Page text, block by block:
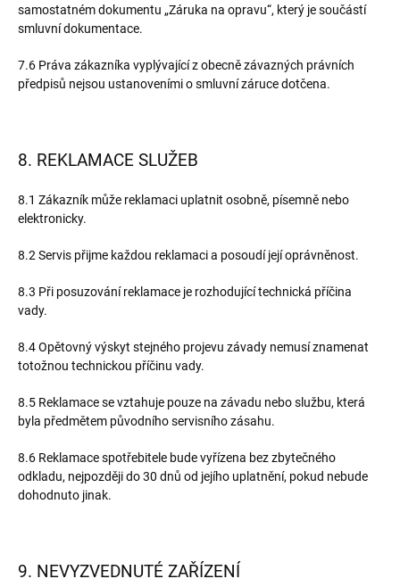
samostatném dokumentu „Záruka na opravu“, který je součástí
smluvní dokumentace.
7.6 Práva zákazníka vyplývající z obecně závazných právních
předpisů nejsou ustanoveními o smluvní záruce dotčena.
8. REKLAMACE SLUŽEB
8.1 Zákazník může reklamaci uplatnit osobně, písemně nebo
elektronicky.
8.2 Servis přijme každou reklamaci a posoudí její oprávněnost.
8.3 Při posuzování reklamace je rozhodující technická příčina
vady.
8.4 Opětovný výskyt stejného projevu závady nemusí znamenat
totožnou technickou příčinu vady.
8.5 Reklamace se vztahuje pouze na závadu nebo službu, která
byla předmětem původního servisního zásahu.
8.6 Reklamace spotřebitele bude vyřízena bez zbytečného
odkladu, nejpozději do 30 dnů od jejího uplatnění, pokud nebude
dohodnuto jinak.
9. NEVYZVEDNUTÉ ZAŘÍZENÍ